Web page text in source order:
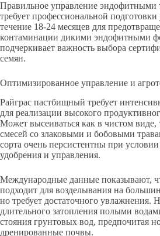
Правильное управление эндофитными
требует профессиональной подготовки
течение 18-24 месяцев для
контаминации дикими эндофитными
подчеркивает важность выбора
семян.
Оптимизированное управление и
Райграс пастбищный требует
для реализации высокого
Может высеиваться как в чистом виде,
смесей со злаковыми и бобовыми
сорта очень персистентны при
удобрения и управления.
Международные данные показывают,
подходит для возделывания на
но требует достаточного увлажнения.
длительного затопления полыми
стояния грунтовых вод, предпочитая
дренированные почвы.